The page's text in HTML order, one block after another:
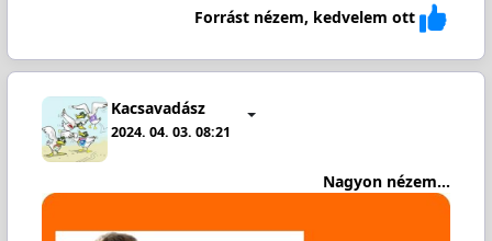
Forrást nézem, kedvelem ott
Kacsavadász
2024. 04. 03. 08:21
Nagyon nézem...